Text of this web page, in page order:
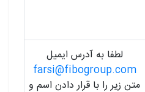
لطفا به آدرس ایمیل
farsi@fibogroup.com
متن زیر را با قرار دادن اسم و